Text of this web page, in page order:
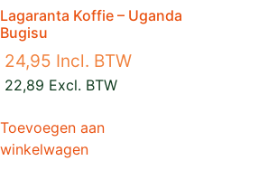
Lagaranta Koffie – Uganda
Bugisu
24,95 Incl. BTW
22,89 Excl. BTW
Toevoegen aan
winkelwagen